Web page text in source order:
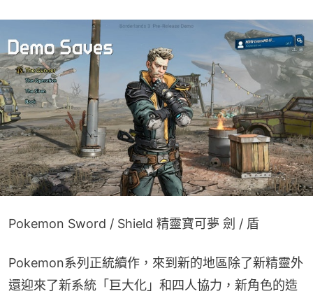
Pokemon Sword / Shield 精靈寶可夢 劍 / 盾
Pokemon系列正統續作，來到新的地區除了新精靈外
還迎來了新系統「巨大化」和四人協力，新角色的造